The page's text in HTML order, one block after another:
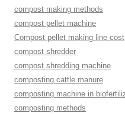
compost making methods
compost pellet machine
Compost pellet making line cost
compost shredder
compost shredding machine
composting cattle manure
composting machine in
composting methods